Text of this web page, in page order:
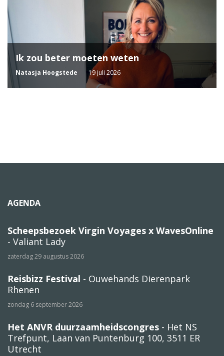
Ik zou beter moeten weten
Natasja Hoogstede 19 juli 2026
AGENDA
Scheepsbezoek Virgin Voyages x WavesOnline
- Valiant Lady
zaterdag 29 augustus 2026
Reisbizz Festival - Ouwehands Dierenpark
Rhenen
zondag 6 september 2026
Het ANVR duurzaamheidscongres - Het NS
Trefpunt, Laan van Puntenburg 100, 3511 ER
Utrecht